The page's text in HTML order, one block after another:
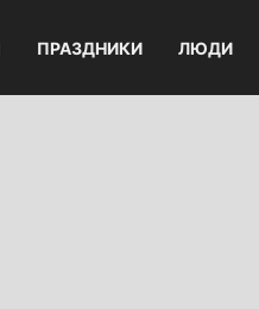
ПРАЗДНИКИ ЛЮДИ